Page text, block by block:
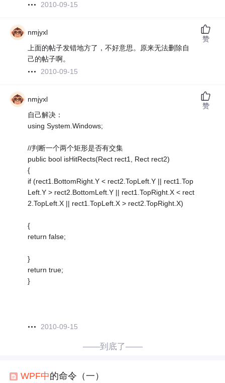
2010-09-15
nmjyxl
上面的帖子发错地方了，不好意思。原来无法删除自
己的帖子啊。
2010-09-15
赞
nmjyxl
自己解决：
using System.Windows;
//判断一个两个矩形是否有交集
public bool isHitRects(Rect rect1, Rect rect2)
{
if (rect1.BottomRight.Y < rect2.TopLeft.Y || rect1.Top
Left.Y > rect2.BottomLeft.Y || rect1.TopRight.X < rect
2.TopLeft.X || rect1.TopLeft.X > rect2.TopRight.X)
{
return false;
}
return true;
}
2010-09-15
赞
——到底了——
WPF中的命令（一）